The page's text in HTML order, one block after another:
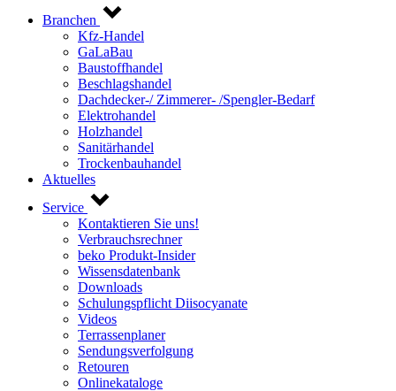
Branchen
Kfz-Handel
GaLaBau
Baustoffhandel
Beschlagshandel
Dachdecker-/ Zimmerer- /Spengler-Bedarf
Elektrohandel
Holzhandel
Sanitärhandel
Trockenbauhandel
Aktuelles
Service
Kontaktieren Sie uns!
Verbrauchsrechner
beko Produkt-Insider
Wissensdatenbank
Downloads
Schulungspflicht Diisocyanate
Videos
Terrassenplaner
Sendungsverfolgung
Retouren
Onlinekataloge